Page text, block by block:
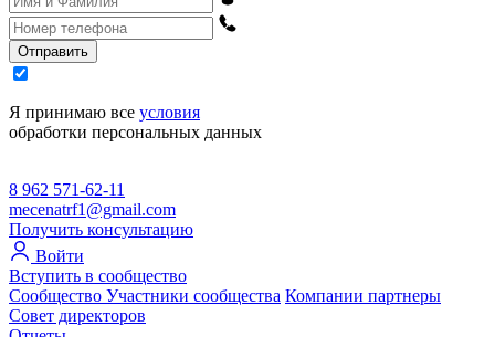
Отправить
Я принимаю все условия
обработки персональных данных
8 962 571-62-11
mecenatrf1@gmail.com
Получить консультацию
Войти
Вступить в сообщество
Сообщество Участники сообщества Компании партнеры
Совет директоров